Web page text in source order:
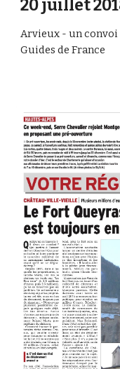
Arvieux - un convoi
Guides de France